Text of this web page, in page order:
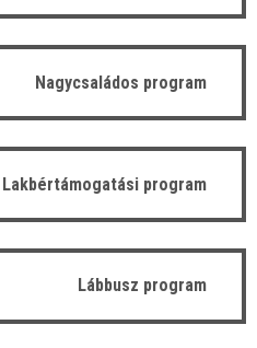
Nagycsaládos program
Lakbértámogatási program
Lábbusz program